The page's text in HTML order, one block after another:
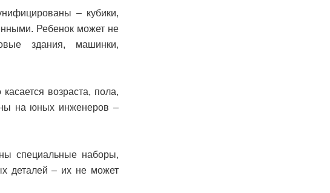
– кубики,
Ребенок может не
здания, машинки,
возраста, пола,
на юных инженеров –
специальные наборы,
деталей – их не может